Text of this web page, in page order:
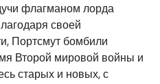
флагманом лорда
своей
Портсмут бомбили
Второй мировой войны и
старых и новых, с